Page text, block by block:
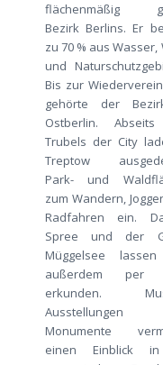
flächenmäßig
Bezirk Berlins. Er
zu 70 % aus Wasser,
und
Bis zur
gehörte der
Ostberlin.
Trubels der City
Treptow
Park- und
zum Wandern,
Radfahren ein.
Spree und der
Müggelsee
außerdem per
erkunden.
Ausstellungen
Monumente
einen Einblick